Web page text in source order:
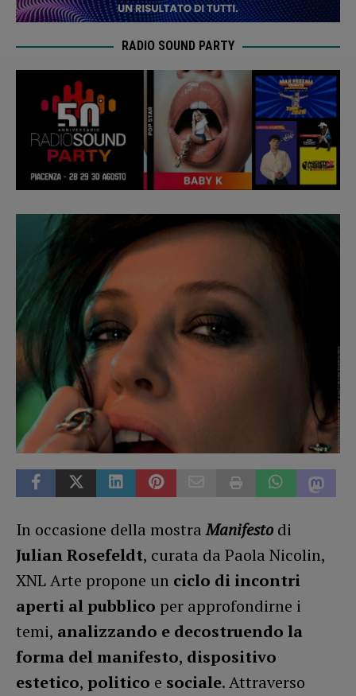
RADIO SOUND PARTY
In occasione della mostraManifesto di
Julian Rosefeldt, curata da Paola Nicolin,
XNL Arte propone un ciclo di incontri
aperti al pubblico per approfondirne i
temi, analizzando e decostruendo la
forma del manifesto, dispositivo
estetico, politico e sociale. Attraverso